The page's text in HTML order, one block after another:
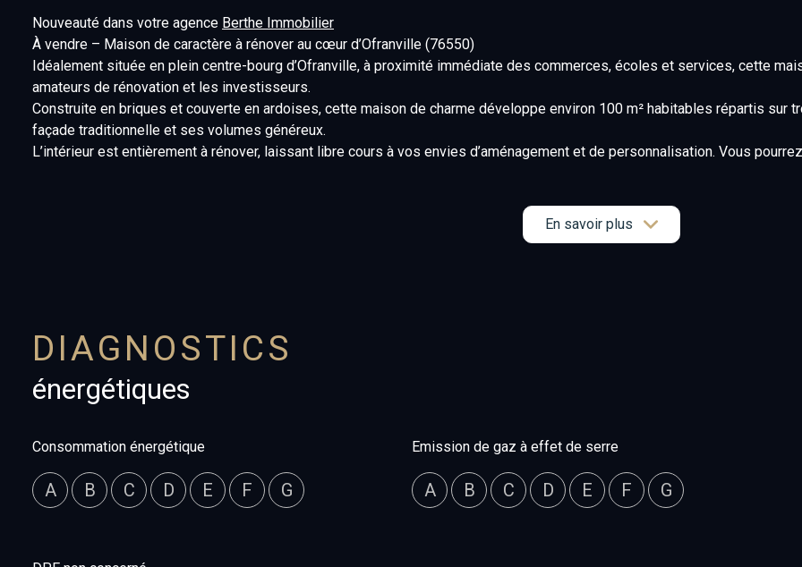
Nouveauté dans votre agence Berthe Immobilier
À vendre – Maison de caractère à rénover au cœur d’Ofranville (76550)
Idéalement située en plein centre-bourg d’Ofranville, à proximité immédiate des commerces, écoles et services, cette
amateurs de rénovation et les investisseurs.
Construite en briques et couverte en ardoises, cette maison de charme développe environ 100 m² habitables répartis sur
façade traditionnelle et ses volumes généreux.
L’intérieur est entièrement à rénover, laissant libre cours à vos envies d’aménagement et de personnalisation. Vous
Proximité des commerces, écoles et transports
Une opportunité rare pour les acquéreurs en quête d’un projet de rénovation dans un environnement agréable, à quelques
À découvrir sans tarder !
En savoir plus
DIAGNOSTICS
énergétiques
Consommation énergétique
A B C D E F G
Emission de gaz à effet de serre
A B C D E F G